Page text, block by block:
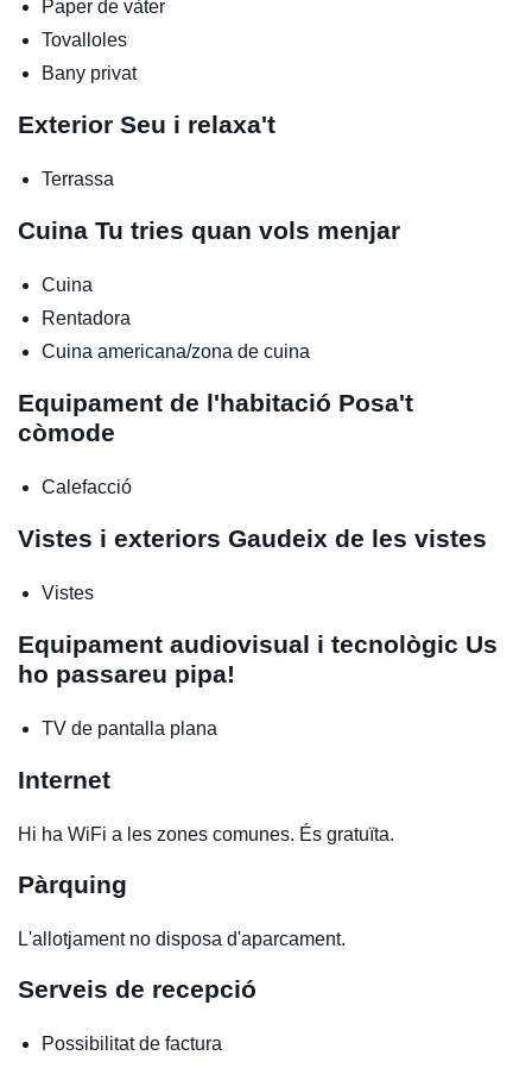
Paper de vàter
Tovalloles
Bany privat
Exterior Seu i relaxa't
Terrassa
Cuina Tu tries quan vols menjar
Cuina
Rentadora
Cuina americana/zona de cuina
Equipament de l'habitació Posa't
còmode
Calefacció
Vistes i exteriors Gaudeix de les vistes
Vistes
Equipament audiovisual i tecnològic Us
ho passareu pipa!
TV de pantalla plana
Internet
Hi ha WiFi a les zones comunes. És gratuïta.
Pàrquing
L'allotjament no disposa d'aparcament.
Serveis de recepció
Possibilitat de factura